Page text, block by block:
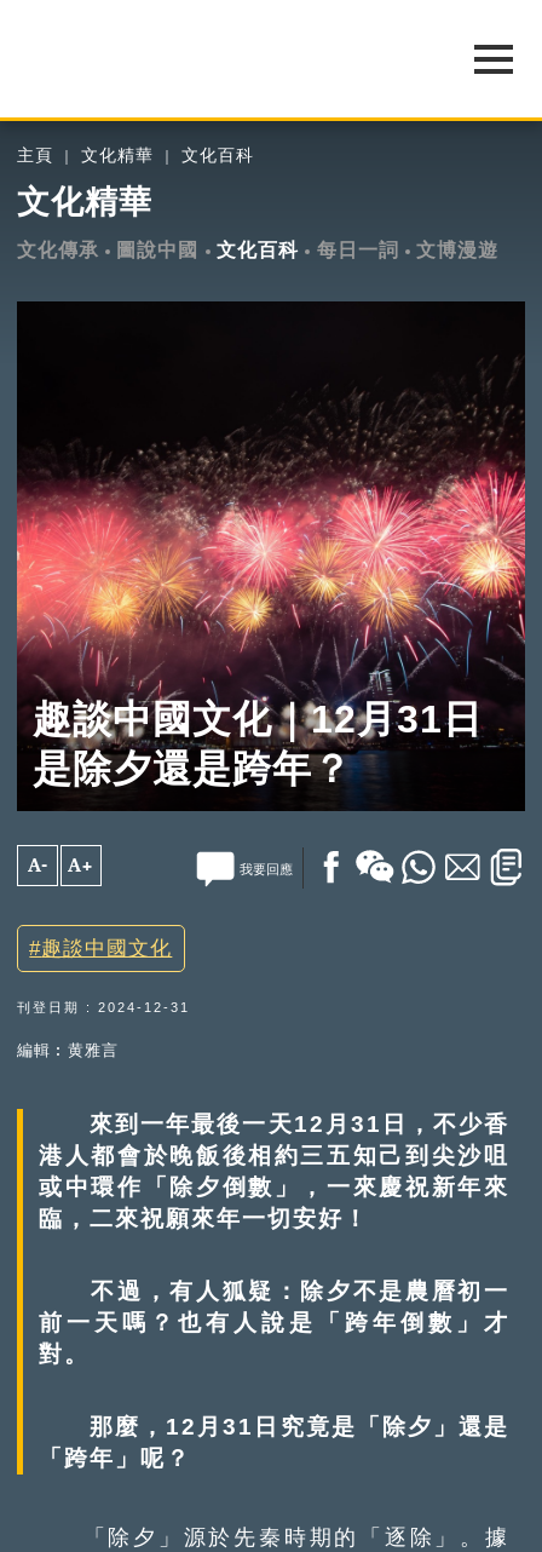
主頁 文化精華 文化百科
文化精華
文化傳承 圖說中國 文化百科 每日一詞 文博漫遊
趣談中國文化｜12月31日
是除夕還是跨年？
A- A+ 我要回應
趣談中國文化
刊登日期 : 2024-12-31
編輯︰黄雅言
來到一年最後一天12月31日，不少香
港人都會於晚飯後相約三五知己到尖沙咀
或中環作「除夕倒數」，一來慶祝新年來
臨，二來祝願來年一切安好！
不過，有人狐疑：除夕不是農曆初一
前一天嗎？也有人說是「跨年倒數」才
對。
那麼，12月31日究竟是「除夕」還是
「跨年」呢？
「除夕」源於先秦時期的「逐除」。據